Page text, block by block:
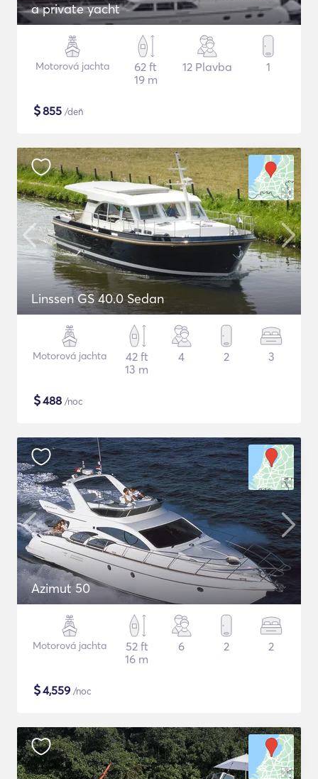
a private yacht
Motorová jachta
62 ft
19 m
12 Plavba 1
$855 /deň
Linssen GS 40.0 Sedan
Motorová jachta
42 ft
13 m
4 2 3
$488 /noc
Azimut 50
Motorová jachta
52 ft
16 m
6 2 2
$4,559 /noc